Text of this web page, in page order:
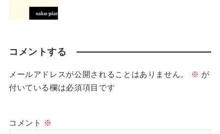
コメントする
メールアドレスが公開されることはありません。 ※ が
付いている欄は必須項目です
コメント ※